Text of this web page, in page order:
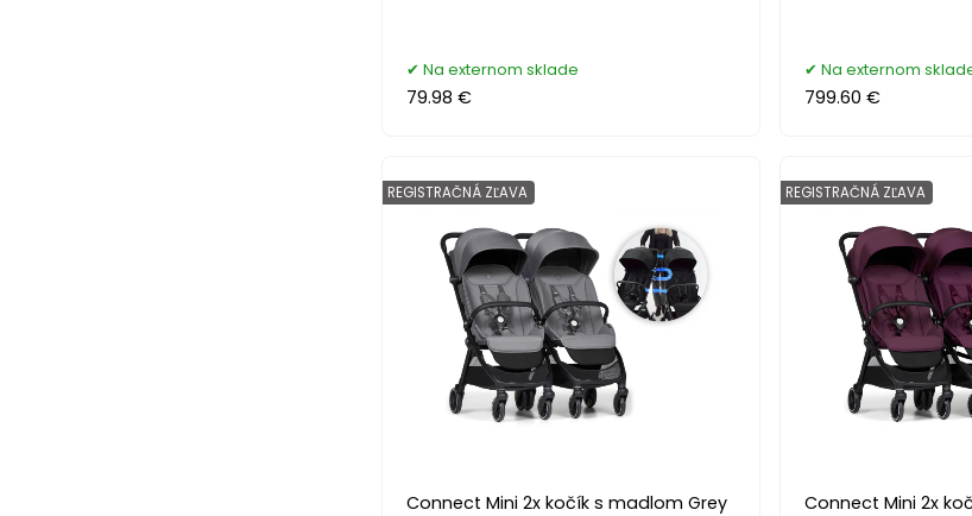
Na externom sklade
79.98 €
Na externom
799.60 €
Connect Mini 2x kočík s madlom Grey
REGISTRAČNÁ ZĽAVA
Connect Mini 2x
REGISTRAČNÁ ZĽAVA